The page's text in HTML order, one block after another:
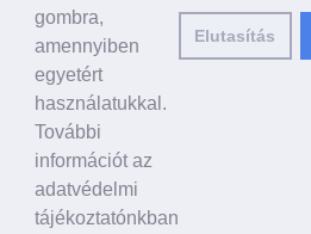
Ősi történetek
Történelmi személyek
Shen Yun Performing Arts
LINKEK
falundafa.org
hu.faluninfo.eu
minghui.org
gombra,
amennyiben
egyetért
használatukkal.
További
információt az
adatvédelmi
tájékoztatónkban
Elutasítás